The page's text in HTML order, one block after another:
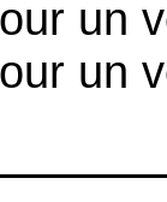
un
un